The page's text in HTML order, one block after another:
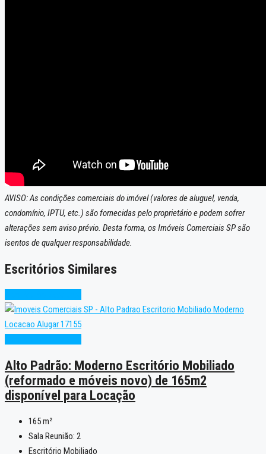
AVISO: As condições comerciais do imóvel (valores de aluguel, venda,
condomínio, IPTU, etc.) são fornecidas pelo proprietário e podem sofrer
alterações sem aviso prévio. Desta forma, os Imóveis Comerciais SP são
isentos de qualquer responsabilidade.
Escritórios Similares
Alto Padrão: Moderno Escritório Mobiliado
(reformado e móveis novo) de 165m2
disponível para Locação
165m²
Sala Reunião: 2
Escritório Mobiliado